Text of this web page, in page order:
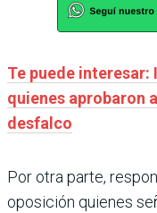
Te puede interesar:
quienes aprobaron
desfalco
Por otra parte,
oposición quienes